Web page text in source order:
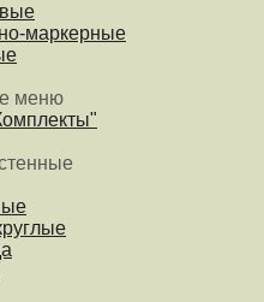
маркерные
меню